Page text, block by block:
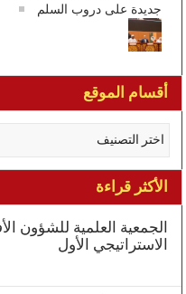
جديدة على دروب السلم
أقسام الموقع
الأكثر قراءة
الجمعية العلمية للشؤون
الاستراتيجي الأول